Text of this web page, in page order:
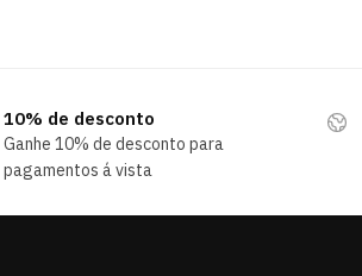
10% de desconto
Ganhe 10% de desconto para
pagamentos á vista